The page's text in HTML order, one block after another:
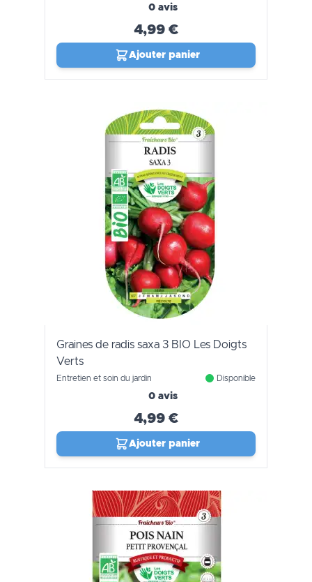
0 avis
4,99 €
Ajouter panier
Graines de radis saxa 3 BIO Les Doigts
Verts
Entretien et soin du jardin Disponible
0 avis
4,99 €
Ajouter panier